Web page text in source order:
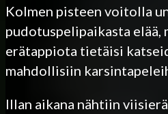
Kolmen pisteen voitolla
pudotuspelipaikasta elää,
erätappiota tietäisi
mahdollisiin
Illan aikana nähtiin